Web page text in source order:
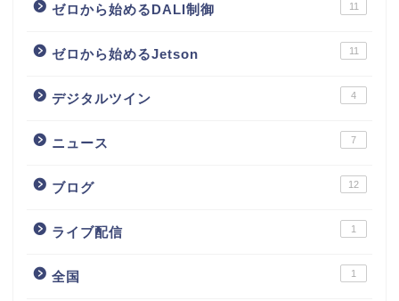
ゼロから始めるDALI制御 11
ゼロから始めるJetson 11
デジタルツイン 4
ニュース 7
ブログ 12
ライブ配信 1
全国 1